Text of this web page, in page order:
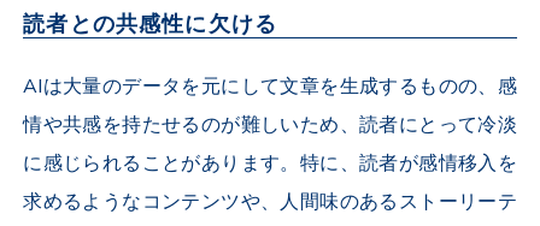
読者との共感性に欠ける
AIは大量のデータを元にして文章を生成するものの、感
情や共感を持たせるのが難しいため、読者にとって冷淡
に感じられることがあります。特に、読者が感情移入を
求めるようなコンテンツや、人間味のあるストーリーテ